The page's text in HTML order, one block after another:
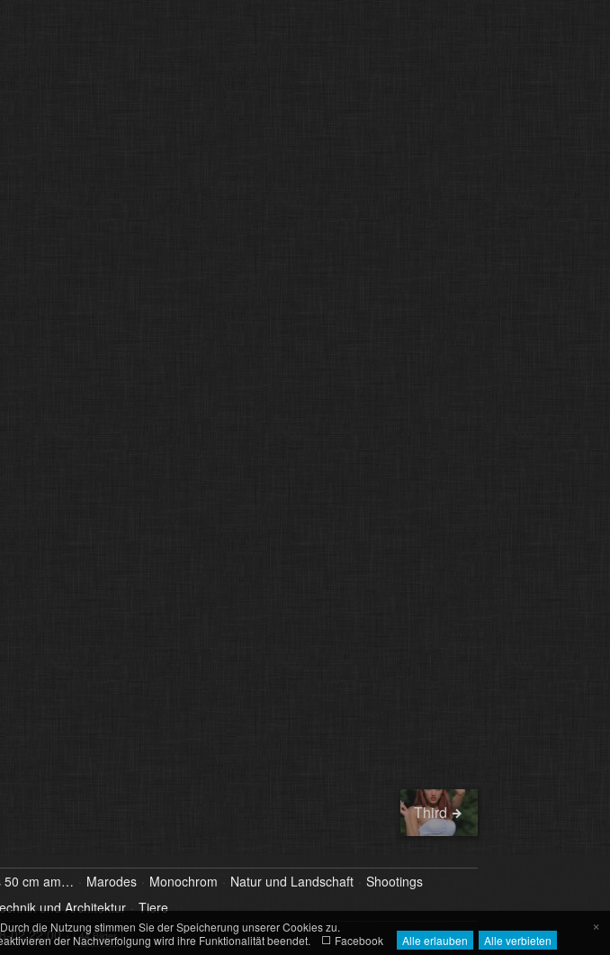
Third
50 cm am… Marodes Monochrom Natur und Landschaft
Shootings
und Architektur
Tiere
02 22:00 44 Bilder ×
die Nutzung stimmen Sie der Speicherung unserer Cookies zu.
der Nachverfolgung wird ihre Funktionalität beendet.
Facebook Alle erlauben Alle verbieten